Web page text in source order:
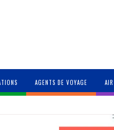
AGENTS DE VOYAGE AIR